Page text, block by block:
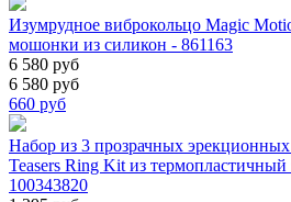
Изумрудное виброкольцо Magic
мошонки из силикон - 861163
6 580 руб
6 580 руб
660 руб
Набор из 3 прозрачных
Teasers Ring Kit из
100343820